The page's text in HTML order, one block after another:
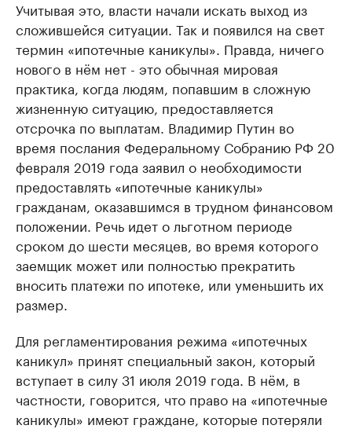
Учитывая это, власти начали искать выход из
сложившейся ситуации. Так и появился на свет
термин «ипотечные каникулы». Правда, ничего
нового в нём нет - это обычная мировая
практика, когда людям, попавшим в сложную
жизненную ситуацию, предоставляется
отсрочка по выплатам. Владимир Путин во
время послания Федеральному Собранию РФ 20
февраля 2019 года заявил о необходимости
предоставлять «ипотечные каникулы»
гражданам, оказавшимся в трудном финансовом
положении. Речь идет о льготном периоде
сроком до шести месяцев, во время которого
заемщик может или полностью прекратить
вносить платежи по ипотеке, или уменьшить их
размер.
Для регламентирования режима «ипотечных
каникул» принят специальный закон, который
вступает в силу 31 июля 2019 года. В нём, в
частности, говорится, что право на «ипотечные
каникулы» имеют граждане, которые потеряли